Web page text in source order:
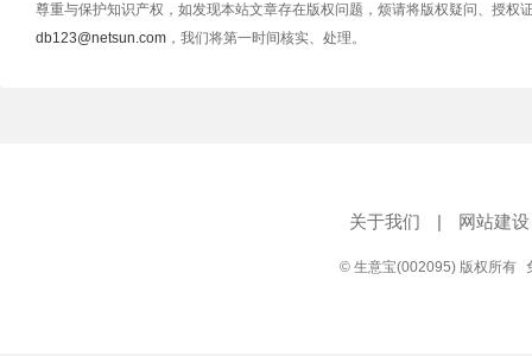
尊重与保护知识产权，如发现本站文章存在版权问题，烦请将版权疑问、授权
db123@netsun.com ，我们将第一时间核实、处理。
关于我们 | 网站建设
© 生意宝(002095) 版权所有